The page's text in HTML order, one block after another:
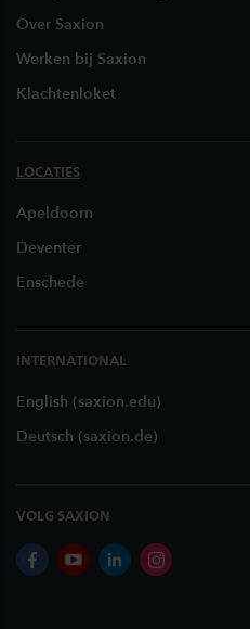
Over Saxion
Werken bij Saxion
Klachtenloket
LOCATIES
Apeldoorn
Deventer
Enschede
INTERNATIONAL
English (saxion.edu)
Deutsch (saxion.de)
VOLG SAXION
facebookyoutubelinkedininstagram